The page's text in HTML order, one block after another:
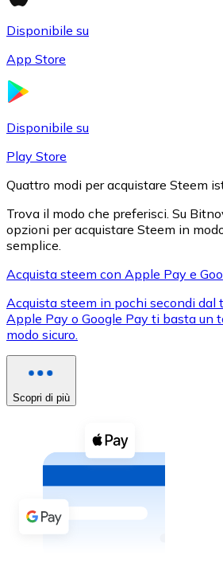
XRP
XRP
Vedi tutto
Buoni cripto
Acquista criptovalute in
Acquista con contanti
Bonifico SEPA
Disponibile su
App Store
Disponibile su
Play Store
Quattro modi per acquistare Steem
Trova il modo che preferisci. Su
opzioni per acquistare Steem in
semplice.
Acquista steem con Apple Pay e
Acquista steem in pochi secondi dal
Apple Pay o Google Pay ti basta un
modo sicuro.
Scopri di più